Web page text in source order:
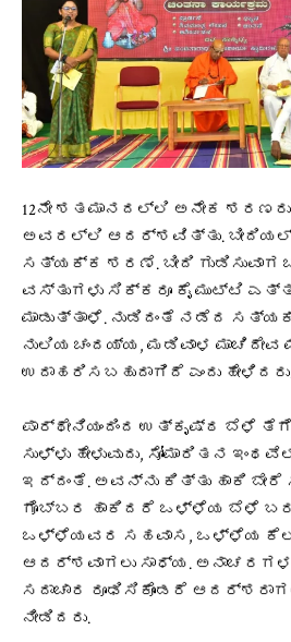
12ನೇ ಶತಮಾನದಲ್ಲಿ ಅನೇಕ
ಅವರಲ್ಲಿ ಆದರ್ಶವಿತ್ತು.
ಸತ್ಯಕ್ಕ ಶರಣೆ. ಬೀದಿ ಗುಡಿಸುವಾಗ
ವಸ್ತುಗಳು ಸಿಕ್ಕರೂ ಕೈ ಮುಟ್ಟಿ
ಮಾಡುತ್ತಾಳೆ. ನುಡಿದಂತೆ ನಡೆದ
ನುಲಿಯ ಚಂದಯ್ಯ, ಮಡಿವಾಳ ಮಾಚಿದೇವ
ಉದಾಹರಿಸಬಹುದಾಗಿದೆ ಎಂದು
ಪಾರ್ಥೇನಿಯಂದಿಂದ ಉತ್ಕೃಷ್ಠ ಬೆಳೆ
ಸುಳ್ಳು ಹೇಳುವುದು, ಸೋಮಾರಿತನ
ಇದ್ದಂತೆ. ಅವನ್ನು ಕಿತ್ತು ಹಾಕಿ ಬೇರೆ
ಗೊಬ್ಬರ ಹಾಕಿದರೆ ಒಳ್ಳೆಯ ಬೆಳೆ
ಒಳ್ಳೆಯವರ ಸಹವಾಸ, ಒಳ್ಳೆಯ
ಆದರ್ಶವಾಗಲು ಸಾಧ್ಯ.
ಸದಾಚಾರ ರೂಢಿಸಿಕೊಂಡರೆ
ನೀಡಿದರು.